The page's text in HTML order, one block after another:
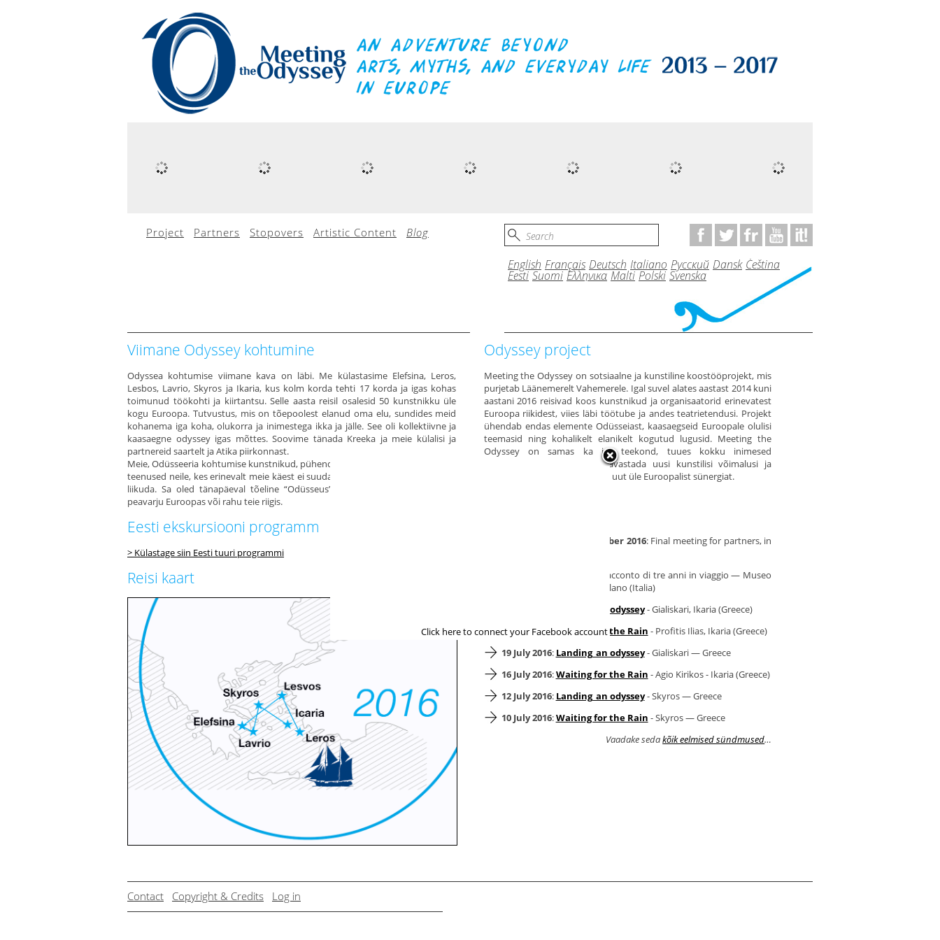
Project Partners Stopovers Artistic Content Blog
English Français Deutsch Italiano Русский Dansk Čeština
Eesti Suomi Ελληνικα Malti Polski Svenska
Viimane Odyssey kohtumine
Odyssea kohtumise viimane kava on läbi. Me külastasime Elefsina, Leros,
Lesbos, Lavrio, Skyros ja Ikaria, kus kolm korda tehti 17 korda ja igas kohas
toimunud töökohti ja kiirtantsu. Selle aasta reisil osalesid 50 kunstnikku üle
kogu Euroopa. Tutvustus, mis on tõepoolest elanud oma elu, sundides meid
kohanema iga koha, olukorra ja inimestega ikka ja jälle. See oli kollektiivne ja
kaasaegne odyssey igas mõttes. Soovime tänada Kreeka ja meie külalisi ja
partnereid saartelt ja Atika piirkonnast.
Meie, Odüsseeria kohtumise kunstnikud, pühendame selle ekskursiooni ja kõik
teenused neile, kes erinevalt meie käest ei suuda koju minna või tuulega edasi
liikuda. Sa oled tänapäeval tõeline “Odüsseus” ja loodame, et varsti leiate
peavarju Euroopas või rahu teie riigis.
Eesti ekskursiooni programm
> Külastage siin Eesti tuuri programmi
Reisi kaart
Odyssey project
Meeting the Odyssey on sotsiaalne ja kunstiline koostööprojekt, mis
purjetab Läänemerelt Vahemerele. Igal suvel alates aastast 2014 kuni
aastani 2016 reisivad koos kunstnikud ja organisaatorid erinevatest
Euroopa riikidest, viies läbi töötube ja andes teatrietendusi. Projekt
ühendab endas elemente Odüsseiast, kaasaegseid Euroopale olulisi
teemasid ning kohalikelt elanikelt kogutud lugusid. Meeting the
Odyssey on samas ka ise teekond, tuues kokku inimesed
pikaajaliseks koostööks, et avastada uusi kunstilisi võimalusi ja
kultuurilisi seisukohti loomaks uut üle Euroopalist sünergiat.
30 November - 2 December 2016: Final meeting for partners, in
: Il racconto di tre anni in viaggio — Museo
Interattivo del Cinema, Milano (Italia)
Landing_an odyssey- Gialiskari, Ikaria (Greece)
22 July 2016:Waiting for the Rain - Profitis Ilias, Ikaria (Greece)
19 July 2016: Landing_an odyssey- Gialiskari — Greece
16 July 2016:Waiting for the Rain - Agio Kirikos - Ikaria (Greece)
12 July 2016: Landing_an odyssey- Skyros — Greece
10 July 2016:Waiting for the Rain - Skyros — Greece
Vaadake sedakõik eelmised sündmused…
Contact Copyright & Credits Log in
Click here to connect your Facebook account